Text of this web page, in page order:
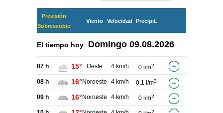
Previsión
Sobrescobio
Viento Velocidad Precipit.
El tiempo hoy Domingo 09.08.2026
07 h 15° Oeste 4 km/h 0 l/m2
08 h 16° Noroeste 4 km/h 0,1 l/m2
09 h 16° Noroeste 4 km/h 0 l/m2